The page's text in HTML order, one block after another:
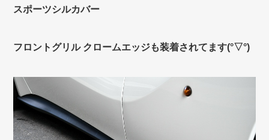
スポーツシルカバー
フロントグリル クロームエッジも装着されてます(°▽°)